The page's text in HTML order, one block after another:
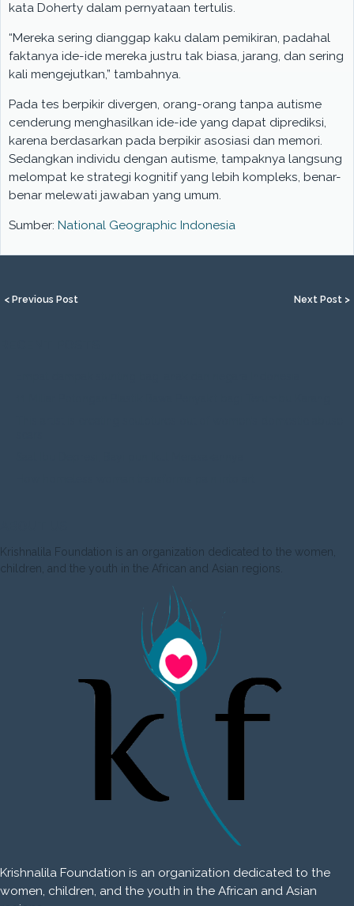
kata Doherty dalam pernyataan tertulis.
“Mereka sering dianggap kaku dalam pemikiran, padahal
faktanya ide-ide mereka justru tak biasa, jarang, dan sering
kali mengejutkan,” tambahnya.
Pada tes berpikir divergen, orang-orang tanpa autisme
cenderung menghasilkan ide-ide yang dapat diprediksi,
karena berdasarkan pada berpikir asosiasi dan memori.
Sedangkan individu dengan autisme, tampaknya langsung
melompat ke strategi kognitif yang lebih kompleks, benar-
benar melewati jawaban yang umum.
Sumber: National Geographic Indonesia
< Previous Post Next Post >
Krishnalila Foundation is an organization dedicated to the women,
children, and the youth in the African and Asian regions.
Krishnalila Foundation is an organization dedicated to the
women, children, and the youth in the African and Asian